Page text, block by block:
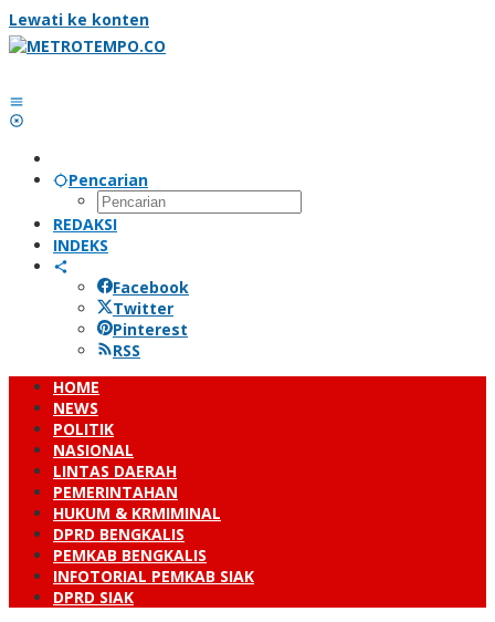
Lewati ke konten
Pencarian
REDAKSI
INDEKS
Facebook
Twitter
Pinterest
RSS
HOME
NEWS
POLITIK
NASIONAL
LINTAS DAERAH
PEMERINTAHAN
HUKUM & KRMIMINAL
DPRD BENGKALIS
PEMKAB BENGKALIS
INFOTORIAL PEMKAB SIAK
DPRD SIAK